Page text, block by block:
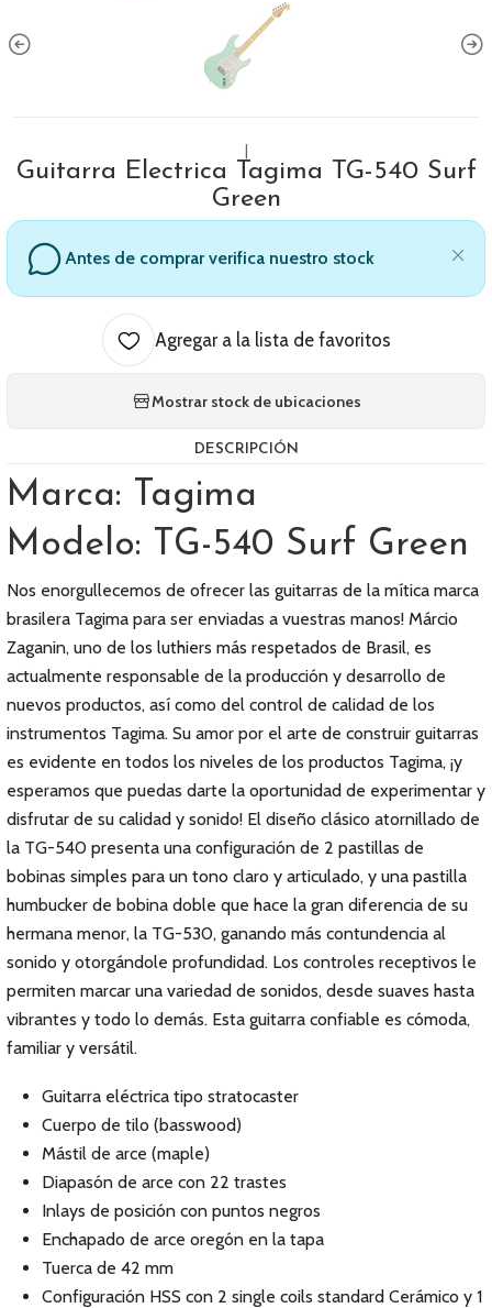
Guitarra Electrica Tagima TG-540 Surf
Green
Antes de comprar verifica nuestro stock
Agregar a la lista de favoritos
Mostrar stock de ubicaciones
DESCRIPCIÓN
Marca: Tagima
Modelo: TG-540 Surf Green
Nos enorgullecemos de ofrecer las guitarras de la mítica marca
brasilera Tagima para ser enviadas a vuestras manos! Márcio
Zaganin, uno de los luthiers más respetados de Brasil, es
actualmente responsable de la producción y desarrollo de
nuevos productos, así como del control de calidad de los
instrumentos Tagima. Su amor por el arte de construir guitarras
es evidente en todos los niveles de los productos Tagima, ¡y
esperamos que puedas darte la oportunidad de experimentar y
disfrutar de su calidad y sonido! El diseño clásico atornillado de
la TG-540 presenta una configuración de 2 pastillas de
bobinas simples para un tono claro y articulado, y una pastilla
humbucker de bobina doble que hace la gran diferencia de su
hermana menor, la TG-530, ganando más contundencia al
sonido y otorgándole profundidad. Los controles receptivos le
permiten marcar una variedad de sonidos, desde suaves hasta
vibrantes y todo lo demás. Esta guitarra confiable es cómoda,
familiar y versátil.
Guitarra eléctrica tipo stratocaster
Cuerpo de tilo (basswood)
Mástil de arce (maple)
Diapasón de arce con 22 trastes
Inlays de posición con puntos negros
Enchapado de arce oregón en la tapa
Tuerca de 42 mm
Configuración HSS con 2 single coils standard Cerámico y 1